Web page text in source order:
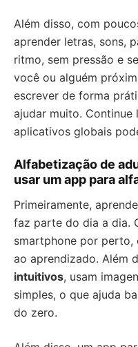
Além disso, com
aprender letras, sons,
ritmo, sem pressão e
você ou alguém
escrever de forma
ajudar muito.
aplicativos globais
Alfabetização de
usar um app para
Primeiramente,
faz parte do dia a dia.
smartphone por perto,
ao aprendizado. Além
intuitivos, usam
simples, o que ajuda
do zero.